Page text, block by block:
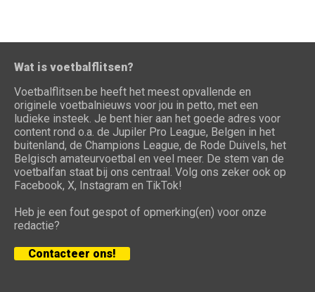
Wat is voetbalflitsen?
Voetbalflitsen.be heeft het meest opvallende en
originele voetbalnieuws voor jou in petto, met een
ludieke insteek. Je bent hier aan het goede adres voor
content rond o.a. de Jupiler Pro League, Belgen in het
buitenland, de Champions League, de Rode Duivels, het
Belgisch amateurvoetbal en veel meer. De stem van de
voetbalfan staat bij ons centraal. Volg ons zeker ook op
Facebook, X, Instagram en TikTok!
Heb je een fout gespot of opmerking(en) voor onze
redactie?
Contacteer ons!